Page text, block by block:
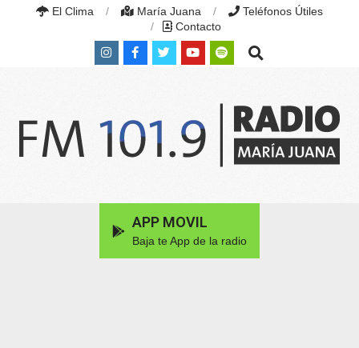
El Clima María Juana
Teléfonos Útiles
Contacto
Search
APP MOVIL
Baja te App de la radio